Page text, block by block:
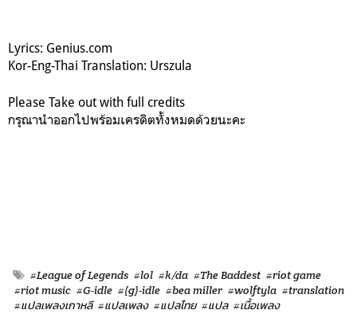
Lyrics: Genius.com
Kor-Eng-Thai Translation: Urszula
Please Take out with full credits
กรุณานำออกไปพร้อมเครดิตทั้งหมดด้วยนะคะ
#League of Legends #lol #k/da #The Baddest #riot game
#riot music #G-idle #(g)-idle #bea miller #wolftyla #translation
#แปลเพลงเกาหลี #แปลเพลง #แปลไทย #แปล #เนื้อเพลง